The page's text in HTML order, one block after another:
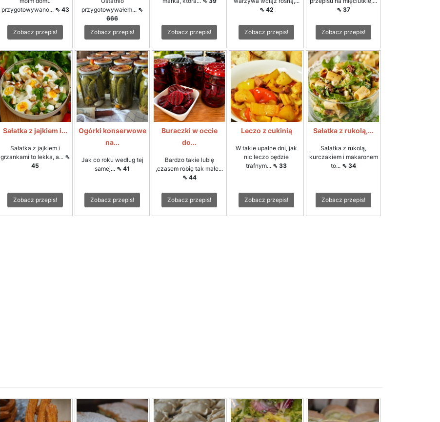
przygotowywano... ⇖ 43
Zobacz przepis!
przygotowywałem... ⇖
666
Zobacz przepis!
Zobacz przepis!
⇖ 42
Zobacz przepis!
⇖ 37
Zobacz przepis!
Sałatka z jajkiem i...
Sałatka z jajkiem i
grzankami to lekka, a... ⇖
45
Zobacz przepis!
Ogórki konserwowe
na...
Jak co roku według tej
samej... ⇖ 41
Zobacz przepis!
Buraczki w occie
do...
Bardzo takie lubię
,czasem robię tak małe...
⇖ 44
Zobacz przepis!
Leczo z cukinią
W takie upalne dni, jak
nic leczo będzie
trafnym... ⇖ 33
Zobacz przepis!
Sałatka z rukolą,...
Sałatka z rukolą,
kurczakiem i makaronem
to... ⇖ 34
Zobacz przepis!